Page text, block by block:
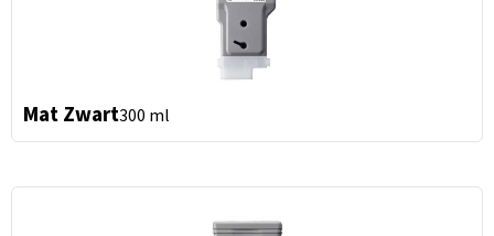
Mat Zwart300 ml